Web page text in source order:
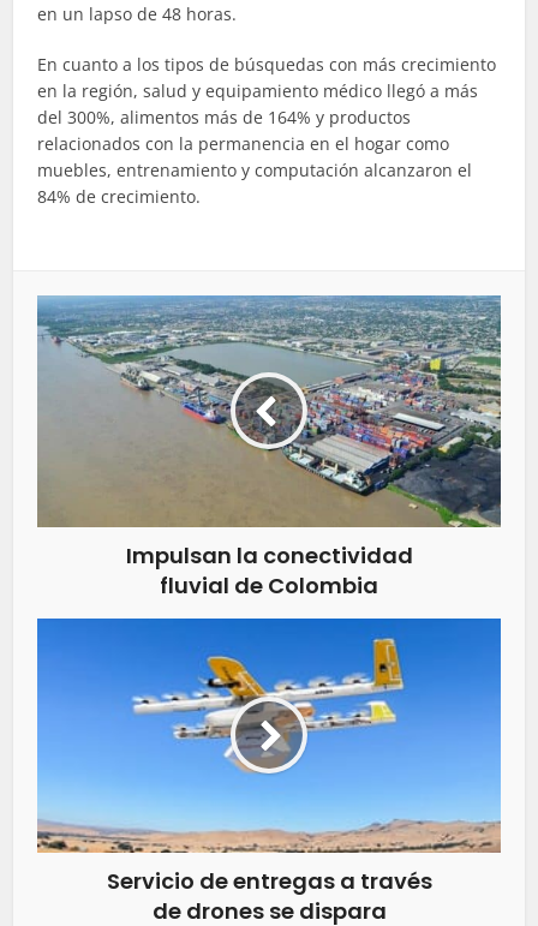
en un lapso de 48 horas.
En cuanto a los tipos de búsquedas con más crecimiento
en la región, salud y equipamiento médico llegó a más
del 300%, alimentos más de 164% y productos
relacionados con la permanencia en el hogar como
muebles, entrenamiento y computación alcanzaron el
84% de crecimiento.
Impulsan la conectividad
fluvial de Colombia
Servicio de entregas a través
de drones se dispara